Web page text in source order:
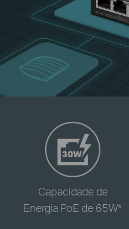
Capacidade de
Energia PoE de 65W*